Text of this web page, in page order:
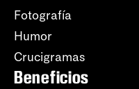
Fotografía
Humor
Crucigramas
Beneficios